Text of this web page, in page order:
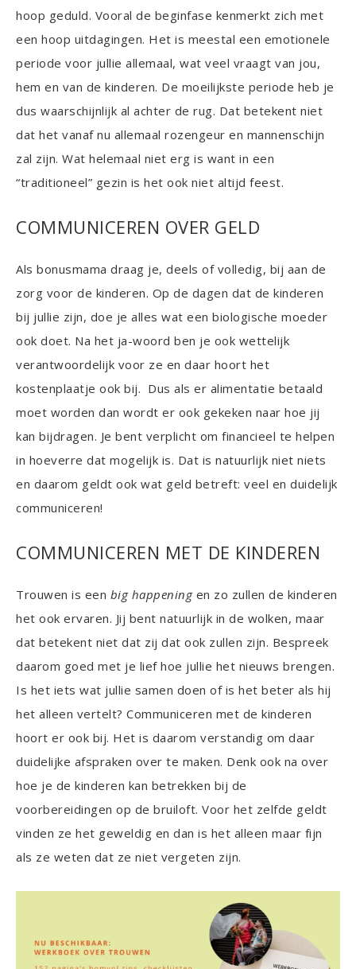
hoop geduld. Vooral de beginfase kenmerkt zich met
een hoop uitdagingen. Het is meestal een emotionele
periode voor jullie allemaal, wat veel vraagt van jou,
hem en van de kinderen. De moeilijkste periode heb je
dus waarschijnlijk al achter de rug. Dat betekent niet
dat het vanaf nu allemaal rozengeur en mannenschijn
zal zijn. Wat helemaal niet erg is want in een
“traditioneel” gezin is het ook niet altijd feest.
COMMUNICEREN OVER GELD
Als bonusmama draag je, deels of volledig, bij aan de
zorg voor de kinderen. Op de dagen dat de kinderen
bij jullie zijn, doe je alles wat een biologische moeder
ook doet. Na het ja-woord ben je ook wettelijk
verantwoordelijk voor ze en daar hoort het
kostenplaatje ook bij. Dus als er alimentatie betaald
moet worden dan wordt er ook gekeken naar hoe jij
kan bijdragen. Je bent verplicht om financieel te helpen
in hoeverre dat mogelijk is. Dat is natuurlijk niet niets
en daarom geldt ook wat geld betreft: veel en duidelijk
communiceren!
COMMUNICEREN MET DE KINDEREN
Trouwen is een big happeningen zo zullen de kinderen
het ook ervaren. Jij bent natuurlijk in de wolken, maar
dat betekent niet dat zij dat ook zullen zijn. Bespreek
daarom goed met je lief hoe jullie het nieuws brengen.
Is het iets wat jullie samen doen of is het beter als hij
het alleen vertelt? Communiceren met de kinderen
hoort er ook bij. Het is daarom verstandig om daar
duidelijke afspraken over te maken. Denk ook na over
hoe je de kinderen kan betrekken bij de
voorbereidingen op de bruiloft. Voor het zelfde geldt
vinden ze het geweldig en dan is het alleen maar fijn
als ze weten dat ze niet vergeten zijn.